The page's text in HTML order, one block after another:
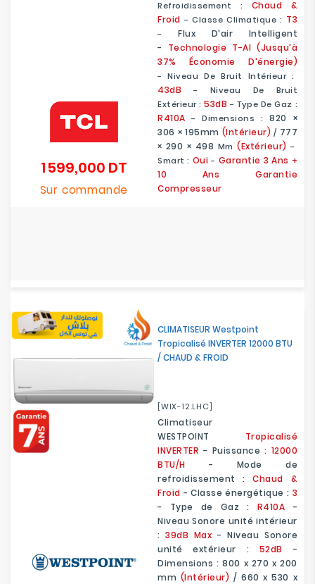
Refroidissement : Chaud &
Froid - Classe Climatique : T3
- Flux D'air Intelligent
- Technologie T-AI (Jusqu'à
37% Économie D'énergie)
- Niveau De Bruit Intérieur :
43dB - Niveau De Bruit
Extérieur :53dB - Type De Gaz :
R410A - Dimensions :820 ×
306 × 195mm (Intérieur) / 777
× 290 × 498 Mm(Extérieur) -
Smart : Oui - Garantie 3 Ans +
10 Ans Garantie
Compresseur
1 599,000 DT
Sur commande
CLIMATISEUR Westpoint
Tropicalisé INVERTER 12000 BTU
/ CHAUD & FROID
[WIX-12.LHC]
Climatiseur
WESTPOINT Tropicalisé
INVERTER - Puissance : 12000
BTU/H - Mode de
refroidissement :Chaud &
Froid - Classe énergétique : 3
- Type de Gaz : R410A -
Niveau Sonore unité intérieur
:39dB Max - Niveau Sonore
unité extérieur : 52dB
-
Dimensions : 800 x 270 x 200
mm (Intérieur) / 660 x 530 x